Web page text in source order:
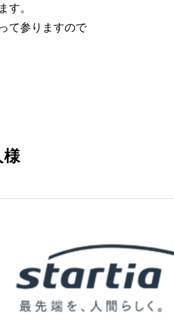
す。
て参りますので
様